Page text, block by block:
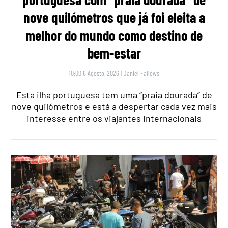
nove quilómetros que já foi eleita a
melhor do mundo como destino de
bem-estar
10:00 6 Agosto, 2026 | Daniel Fallows
Esta ilha portuguesa tem uma “praia dourada” de
nove quilómetros e está a despertar cada vez mais
interesse entre os viajantes internacionais